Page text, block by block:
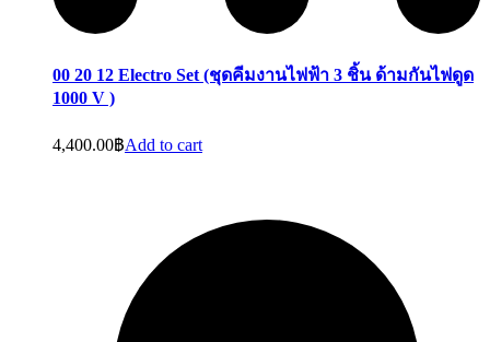
00 20 12 Electro Set (ชุดคีมงานไฟฟ้า 3 ชิ้น ด้ามกันไฟดูด
1000 V )
4,400.00฿Add to cart